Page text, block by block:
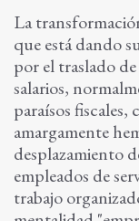
La
que está dando
por el traslado
salarios,
paraísos
amargamente
desplazamiento
empleados de
trabajo